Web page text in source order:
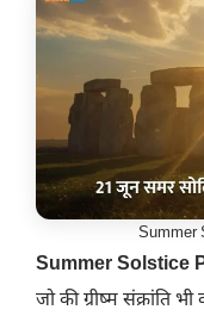
Summer
Summer Solstice
जो की ग्रीष्म संक्रांति